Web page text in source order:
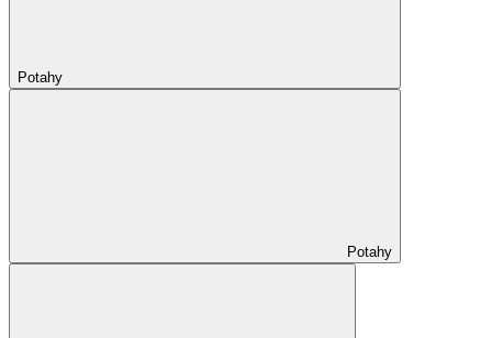
Potahy
Potahy